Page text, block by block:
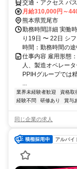
交通・アクセス バ
月給310,000円～
熊本県荒尾市
勤務時間詳細 実働
り19日 〜 22日 シ
時間：勤務時間の
仕事内容 雇用形態
人、製造オペレー
PPIHグループでは
...
業界未経験者歓迎 資格取
経験不問
研修あり 賞与
同じ企業の求人
アルバイ